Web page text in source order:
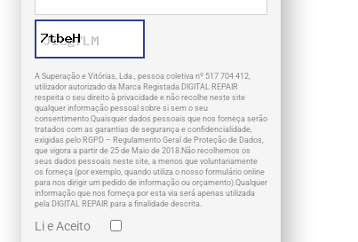
A Superação e Vitórias, Lda., pessoa coletiva nº 517 704 412,
utilizador autorizado da Marca Registada DIGITAL REPAIR
respeita o seu direito à privacidade e não recolhe neste site
qualquer informação pessoal sobre si sem o seu
consentimento.Quaisquer dados pessoais que nos forneça serão
tratados com as garantias de segurança e confidencialidade,
exigidas pelo RGPD – Regulamento Geral de Proteção de Dados,
que vigora a partir de 25 de Maio de 2018.Não recolhemos os
seus dados pessoais neste site, a menos que voluntariamente
os forneça (por exemplo, quando utiliza o nosso formulário online
para nos dirigir um pedido de informação ou orçamento).Qualquer
informação que nos forneça por esta via será apenas utilizada
pela DIGITAL REPAIR para a finalidade descrita.
Li e Aceito